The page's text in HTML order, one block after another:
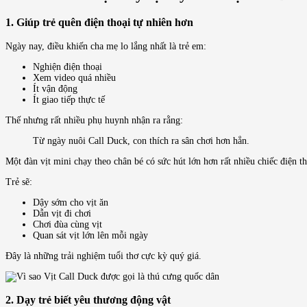
1. Giúp trẻ quên điện thoại tự nhiên hơn
Ngày nay, điều khiến cha mẹ lo lắng nhất là trẻ em:
Nghiện điện thoại
Xem video quá nhiều
Ít vận động
Ít giao tiếp thực tế
Thế nhưng rất nhiều phụ huynh nhận ra rằng:
Từ ngày nuôi Call Duck, con thích ra sân chơi hơn hẳn.
Một đàn vịt mini chạy theo chân bé có sức hút lớn hơn rất nhiều chiếc điện
Trẻ sẽ:
Dậy sớm cho vịt ăn
Dẫn vịt đi chơi
Chơi đùa cùng vịt
Quan sát vịt lớn lên mỗi ngày
Đây là những trải nghiệm tuổi thơ cực kỳ quý giá.
2. Dạy trẻ biết yêu thương động vật